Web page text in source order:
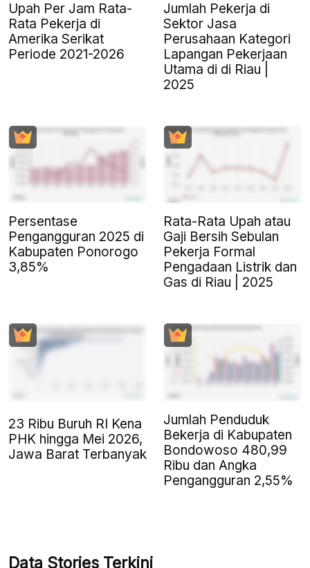
Upah Per Jam Rata-
Rata Pekerja di
Amerika Serikat
Periode 2021-2026
Jumlah Pekerja di
Sektor Jasa
Perusahaan Kategori
Lapangan Pekerjaan
Utama di di Riau |
2025
Persentase
Pengangguran 2025 di
Kabupaten Ponorogo
3,85%
Rata-Rata Upah atau
Gaji Bersih Sebulan
Pekerja Formal
Pengadaan Listrik dan
Gas di Riau | 2025
23 Ribu Buruh RI Kena
PHK hingga Mei 2026,
Jawa Barat Terbanyak
Jumlah Penduduk
Bekerja di Kabupaten
Bondowoso 480,99
Ribu dan Angka
Pengangguran 2,55%
Data Stories Terkini